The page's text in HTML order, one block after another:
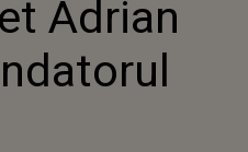
Adrian